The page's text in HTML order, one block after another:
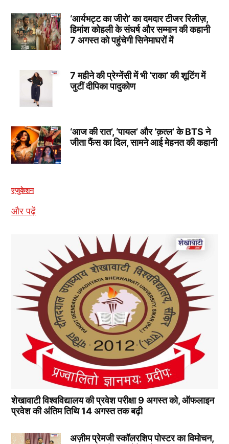
‘आर्यभट्ट का जीरो’ का दमदार टीजर रिलीज़,
हिमांश कोहली के संघर्ष और सम्मान की कहानी
7 अगस्त को पहुंचेगी सिनेमाघरों में
7 महीने की प्रेग्नेंसी में भी ‘राका’ की शूटिंग में
जुटीं दीपिका पादुकोण
‘आज की रात’, ‘पायल’ और ‘क़त्ल’ के BTS ने
जीता फैंस का दिल, सामने आई मेहनत की कहानी
एजुकेशन
और पढ़ें
शेखावाटी विश्वविद्यालय की प्रवेश परीक्षा 9 अगस्त को, ऑफलाइन
प्रवेश की अंतिम तिथि 14 अगस्त तक बढ़ी
अज़ीम प्रेमजी स्कॉलरशिप पोस्टर का विमोचन,